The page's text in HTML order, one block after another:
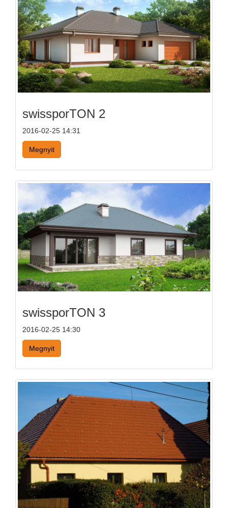
swissporTON 2
2016-02-25 14:31
Megnyit
swissporTON 3
2016-02-25 14:30
Megnyit